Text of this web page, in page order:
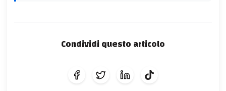
Condividi questo articolo